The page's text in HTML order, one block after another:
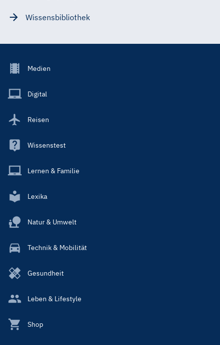
Wissensbibliothek
Footer
Main
Medien
Digital
Reisen
Wissenstest
Lernen & Familie
Lexika
Natur & Umwelt
Technik & Mobilität
Gesundheit
Leben & Lifestyle
Shop